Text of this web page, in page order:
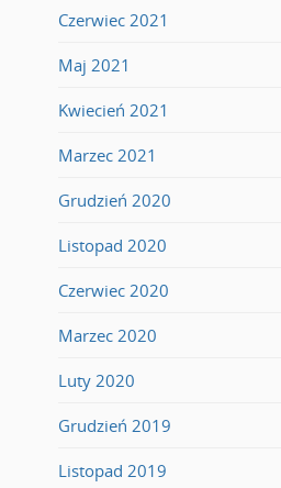
Czerwiec 2021
Maj 2021
Kwiecień 2021
Marzec 2021
Grudzień 2020
Listopad 2020
Czerwiec 2020
Marzec 2020
Luty 2020
Grudzień 2019
Listopad 2019